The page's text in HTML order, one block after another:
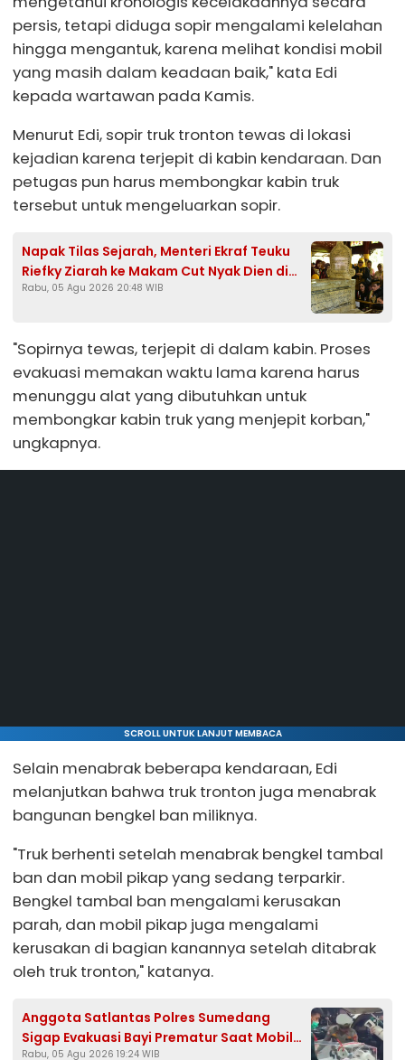
persis, tetapi diduga sopir mengalami kelelahan
hingga mengantuk, karena melihat kondisi mobil
yang masih dalam keadaan baik," kata Edi
kepada wartawan pada Kamis.
Menurut Edi, sopir truk tronton tewas di lokasi
kejadian karena terjepit di kabin kendaraan. Dan
petugas pun harus membongkar kabin truk
tersebut untuk mengeluarkan sopir.
Napak Tilas Sejarah, Menteri Ekraf Teuku
Riefky Ziarah ke Makam Cut Nyak Dien di
Sumedang
Rabu, 05 Agu 2026 20:48 WIB
"Sopirnya tewas, terjepit di dalam kabin. Proses
evakuasi memakan waktu lama karena harus
menunggu alat yang dibutuhkan untuk
membongkar kabin truk yang menjepit korban,"
ungkapnya.
SCROLL UNTUK LANJUT MEMBACA
Selain menabrak beberapa kendaraan, Edi
melanjutkan bahwa truk tronton juga menabrak
bangunan bengkel ban miliknya.
"Truk berhenti setelah menabrak bengkel tambal
ban dan mobil pikap yang sedang terparkir.
Bengkel tambal ban mengalami kerusakan
parah, dan mobil pikap juga mengalami
kerusakan di bagian kanannya setelah ditabrak
oleh truk tronton," katanya.
Anggota Satlantas Polres Sumedang
Sigap Evakuasi Bayi Prematur Saat Mobil
Rabu, 05 Agu 2026 19:24 WIB